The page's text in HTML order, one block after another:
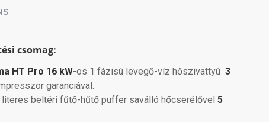
csomag:
HT Pro 16 kW-os 1 fázisú levegő-víz hőszivattyú 3
garanciával.
literes beltéri fűtő-hűtő puffer saválló hőcserélővel 5